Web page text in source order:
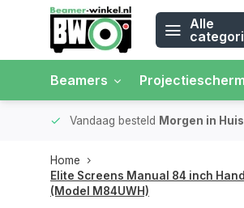
Alle
Beamers
Vandaag besteld Morgen in
Home
Elite Screens Manual 84 inch
(Model M84UWH)